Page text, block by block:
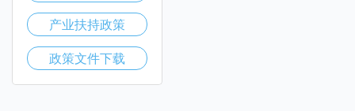
产业扶持政策
政策文件下载